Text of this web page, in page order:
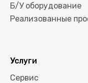
Б/У оборудование
Реализованные
Услуги
Сервис